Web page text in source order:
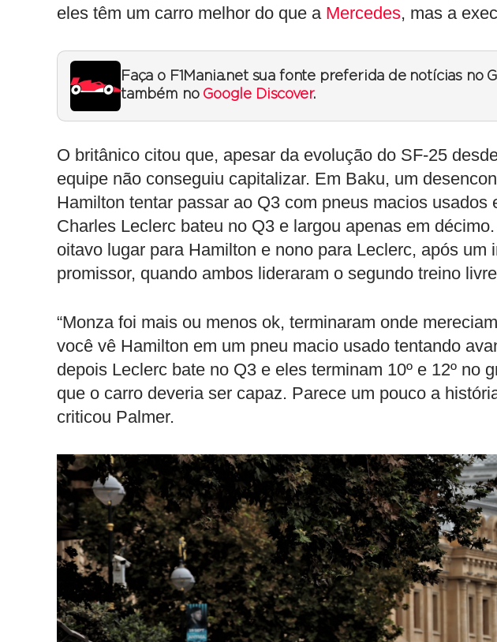
eles têm um carro melhor do que a Mercedes, mas a
Faça o F1Mania.net sua fonte preferida de notícias no
também no Google Discover.
O britânico citou que, apesar da evolução do SF-25
equipe não conseguiu capitalizar. Em Baku, um
Hamilton tentar passar ao Q3 com pneus macios usados
Charles Leclerc bateu no Q3 e largou apenas em
oitavo lugar para Hamilton e nono para Leclerc, após um
promissor, quando ambos lideraram o segundo treino
“Monza foi mais ou menos ok, terminaram onde
você vê Hamilton em um pneu macio usado tentando
depois Leclerc bate no Q3 e eles terminam 10º e 12º no
que o carro deveria ser capaz. Parece um pouco a
criticou Palmer.